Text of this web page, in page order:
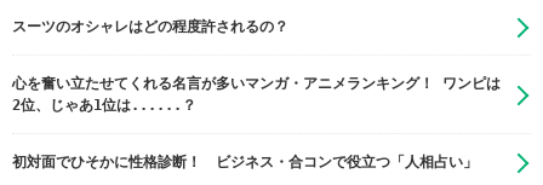
スーツのオシャレはどの程度許されるの？
心を奮い立たせてくれる名言が多いマンガ・アニメランキング！ ワンピは
2位、じゃあ1位は......？
初対面でひそかに性格診断！ ビジネス・合コンで役立つ「人相占い」